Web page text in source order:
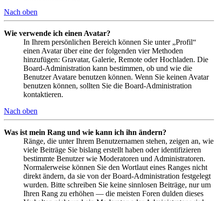
Nach oben
Wie verwende ich einen Avatar?
In Ihrem persönlichen Bereich können Sie unter „Profil“
einen Avatar über eine der folgenden vier Methoden
hinzufügen: Gravatar, Galerie, Remote oder Hochladen. Die
Board-Administration kann bestimmen, ob und wie die
Benutzer Avatare benutzen können. Wenn Sie keinen Avatar
benutzen können, sollten Sie die Board-Administration
kontaktieren.
Nach oben
Was ist mein Rang und wie kann ich ihn ändern?
Ränge, die unter Ihrem Benutzernamen stehen, zeigen an, wie
viele Beiträge Sie bislang erstellt haben oder identifizieren
bestimmte Benutzer wie Moderatoren und Administratoren.
Normalerweise können Sie den Wortlaut eines Ranges nicht
direkt ändern, da sie von der Board-Administration festgelegt
wurden. Bitte schreiben Sie keine sinnlosen Beiträge, nur um
Ihren Rang zu erhöhen — die meisten Foren dulden dieses